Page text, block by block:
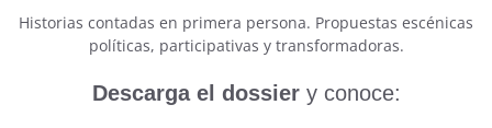
Historias contadas en primera persona. Propuestas escénicas
políticas, participativas y transformadoras.
Descarga el dossiery conoce: